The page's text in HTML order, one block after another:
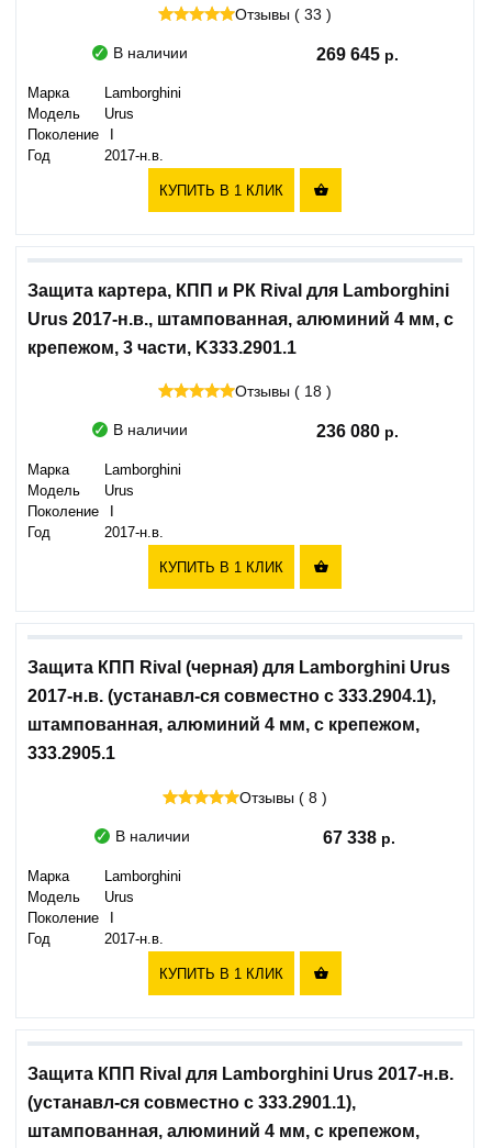
Отзывы ( 33 )
В наличии 269 645
Марка
Lamborghini
Модель
Urus
Поколение
Год
2017-н.в.
КУПИТЬ В 1 КЛИК 
Защита картера, КПП и РК Rival для Lamborghini
Urus 2017-н.в., штампованная, алюминий 4 мм, с
крепежом, 3 части, K333.2901.1
Отзывы ( 18 )
В наличии 236 080
Марка
Lamborghini
Модель
Urus
Поколение
Год
2017-н.в.
КУПИТЬ В 1 КЛИК 
Защита КПП Rival (черная) для Lamborghini Urus
2017-н.в. (устанавл-ся совместно с 333.2904.1),
штампованная, алюминий 4 мм, с крепежом,
333.2905.1
Отзывы ( 8 )
В наличии 67 338
Марка
Lamborghini
Модель
Urus
Поколение
Год
2017-н.в.
КУПИТЬ В 1 КЛИК 
Защита КПП Rival для Lamborghini Urus 2017-н.в.
(устанавл-ся совместно с 333.2901.1),
штампованная, алюминий 4 мм, с крепежом,